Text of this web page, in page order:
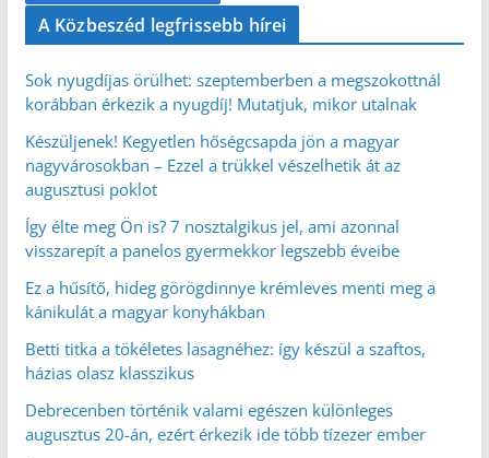
A Közbeszéd legfrissebb hírei
Sok nyugdíjas örülhet: szeptemberben a megszokottnál
korábban érkezik a nyugdíj! Mutatjuk, mikor utalnak
Készüljenek! Kegyetlen hőségcsapda jön a magyar
nagyvárosokban – Ezzel a trükkel vészelhetik át az
augusztusi poklot
Így élte meg Ön is? 7 nosztalgikus jel, ami azonnal
visszarepít a panelos gyermekkor legszebb éveibe
Ez a hűsítő, hideg görögdinnye krémleves menti meg a
kánikulát a magyar konyhákban
Betti titka a tökéletes lasagnéhez: így készül a szaftos,
házias olasz klasszikus
Debrecenben történik valami egészen különleges
augusztus 20-án, ezért érkezik ide több tízezer ember